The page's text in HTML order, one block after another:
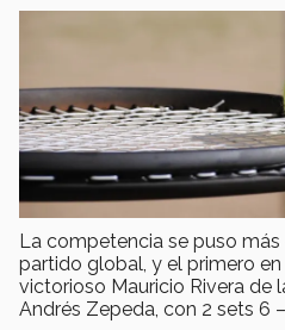
La competencia se puso
partido global, y el primero
victorioso Mauricio Rivera de
Andrés Zepeda, con 2 sets 6